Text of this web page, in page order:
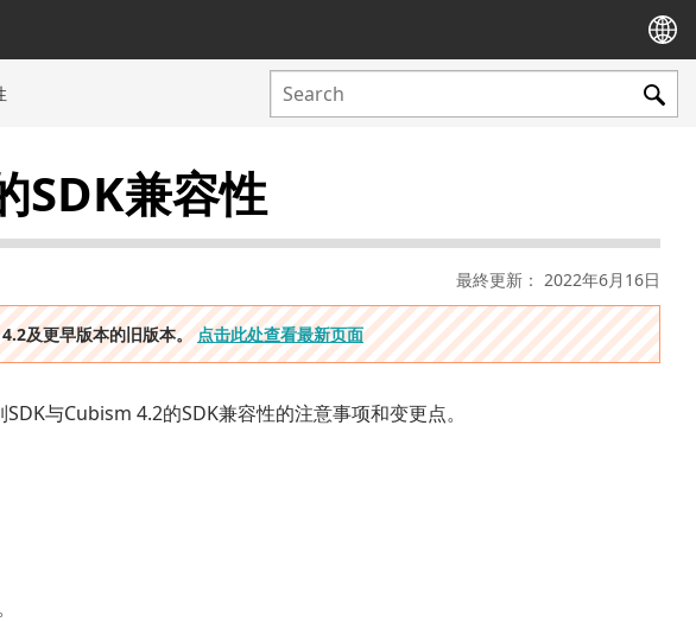
SDK兼容性
最終更新： 2022年6月16日
及更早版本的旧版本。点击此处查看最新页面
与Cubism 4.2的SDK兼容性的注意事项和变更点。